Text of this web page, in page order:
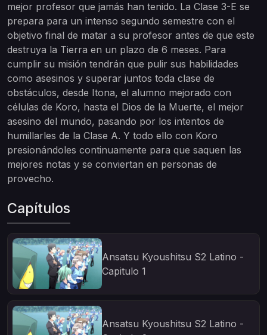
mejor profesor que jamás han tenido. La Clase 3-E se
prepara para un intenso segundo semestre con el
objetivo final de matar a su profesor antes de que este
destruya la Tierra en un plazo de 6 meses. Para
cumplir su misión tendrán que pulir sus habilidades
como asesinos y superar juntos toda clase de
obstáculos, desde Itona, el alumno mejorado con
células de Koro, hasta el Dios de la Muerte, el mejor
asesino del mundo, pasando por los intentos de
humillarles de la Clase A. Y todo ello con Koro
presionándoles continuamente para que saquen las
mejores notas y se conviertan en personas de
provecho.
Capítulos
Ansatsu Kyoushitsu S2 Latino -
Capitulo 1
Ansatsu Kyoushitsu S2 Latino -